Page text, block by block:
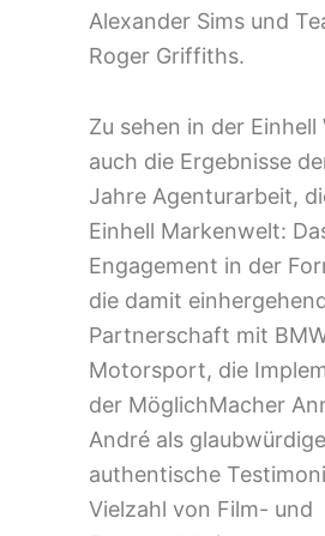
Alexander Sims und
Roger Griffiths.
Zu sehen in der Einhell
auch die Ergebnisse
Jahre Agenturarbeit,
Einhell Markenwelt:
Engagement in der
die damit
Partnerschaft mit
Motorsport, die
der MöglichMacher
André als
authentische
Vielzahl von Film- und